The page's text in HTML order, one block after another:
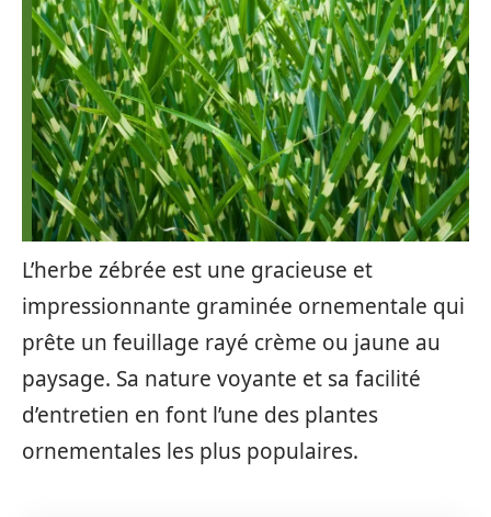
L’herbe zébrée est une gracieuse et
impressionnante graminée ornementale qui
prête un feuillage rayé crème ou jaune au
paysage. Sa nature voyante et sa facilité
d’entretien en font l’une des plantes
ornementales les plus populaires.